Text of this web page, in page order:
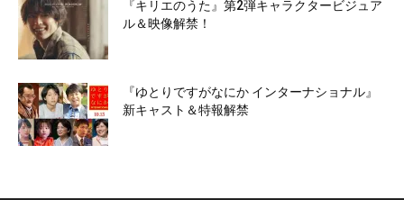
『キリエのうた』第2弾キャラクタービジュア
ル＆映像解禁！
『ゆとりですがなにか インターナショナル』
新キャスト＆特報解禁